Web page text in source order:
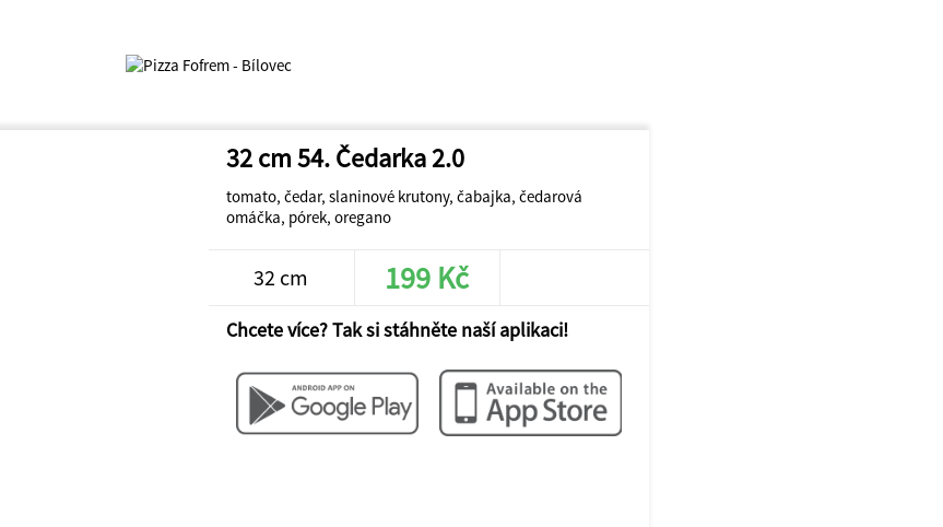
32 cm 54. Čedarka 2.0
tomato, čedar, slaninové krutony, čabajka, čedarová
omáčka, pórek, oregano
32 cm 199 Kč
Chcete více? Tak si stáhněte naší aplikaci!